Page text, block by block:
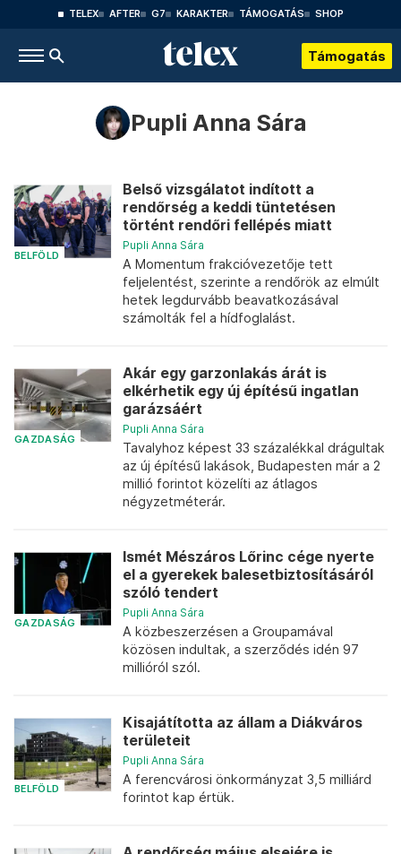
TELEX AFTER G7 KARAKTER TÁMOGATÁS SHOP
Támogatás
Pupli Anna Sára
BELFÖLD
Belső vizsgálatot indított a
rendőrség a keddi tüntetésen
történt rendőri fellépés miatt
Pupli Anna Sára
A Momentum frakcióvezetője tett
feljelentést, szerinte a rendőrök az elmúlt
hetek legdurvább beavatkozásával
számolták fel a hídfoglalást.
GAZDASÁG
Akár egy garzonlakás árát is
elkérhetik egy új építésű ingatlan
garázsáért
Pupli Anna Sára
Tavalyhoz képest 33 százalékkal drágultak
az új építésű lakások, Budapesten már a 2
millió forintot közelíti az átlagos
négyzetméterár.
GAZDASÁG
Ismét Mészáros Lőrinc cége nyerte
el a gyerekek balesetbiztosításáról
szóló tendert
Pupli Anna Sára
A közbeszerzésen a Groupamával
közösen indultak, a szerződés idén 97
millióról szól.
BELFÖLD
Kisajátította az állam a Diákváros
területeit
Pupli Anna Sára
A ferencvárosi önkormányzat 3,5 milliárd
forintot kap értük.